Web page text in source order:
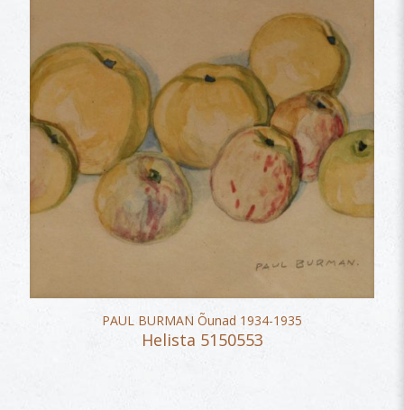
PAUL BURMAN Õunad 1934-1935
Helista 5150553